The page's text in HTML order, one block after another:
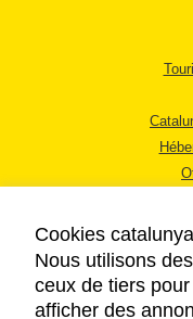
Cookies
Nous utilisons
ceux de tiers
afficher des